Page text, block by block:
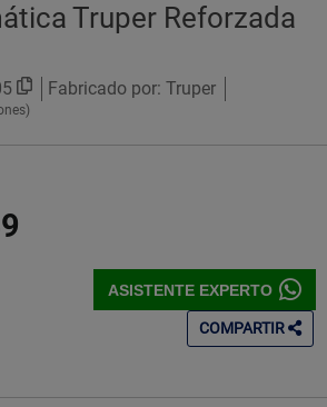
Truper Reforzada
Fabricado por: Truper
ASISTENTE EXPERTO
COMPARTIR